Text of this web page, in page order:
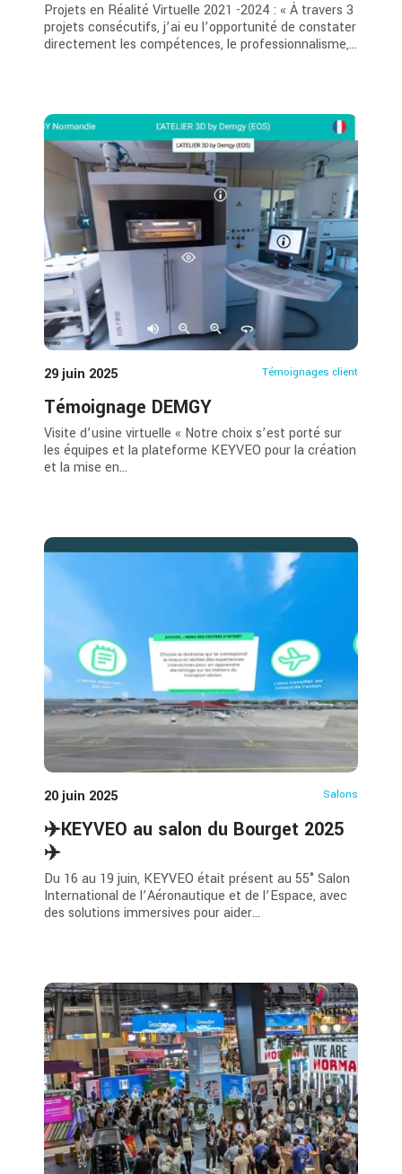
Projets en Réalité Virtuelle 2021 -2024 : « À travers 3
projets consécutifs, j’ai eu l’opportunité de constater
directement les compétences, le professionnalisme,...
29 juin 2025 Témoignages client
Témoignage DEMGY
Visite d’usine virtuelle « Notre choix s’est porté sur
les équipes et la plateforme KEYVEO pour la création
et la mise en...
20 juin 2025 Salons
✈️KEYVEO au salon du Bourget 2025
✈️
Du 16 au 19 juin, KEYVEO était présent au 55° Salon
International de l’Aéronautique et de l’Espace, avec
des solutions immersives pour aider...